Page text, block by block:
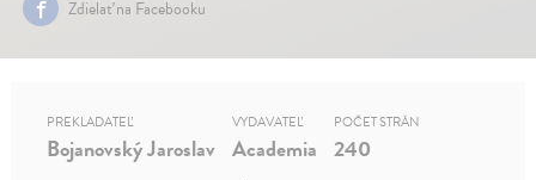
Zdielať na Facebooku
PREKLADATEĽ
Bojanovský Jaroslav
VYDAVATEĽ
Academia
POČET STRÁN
240